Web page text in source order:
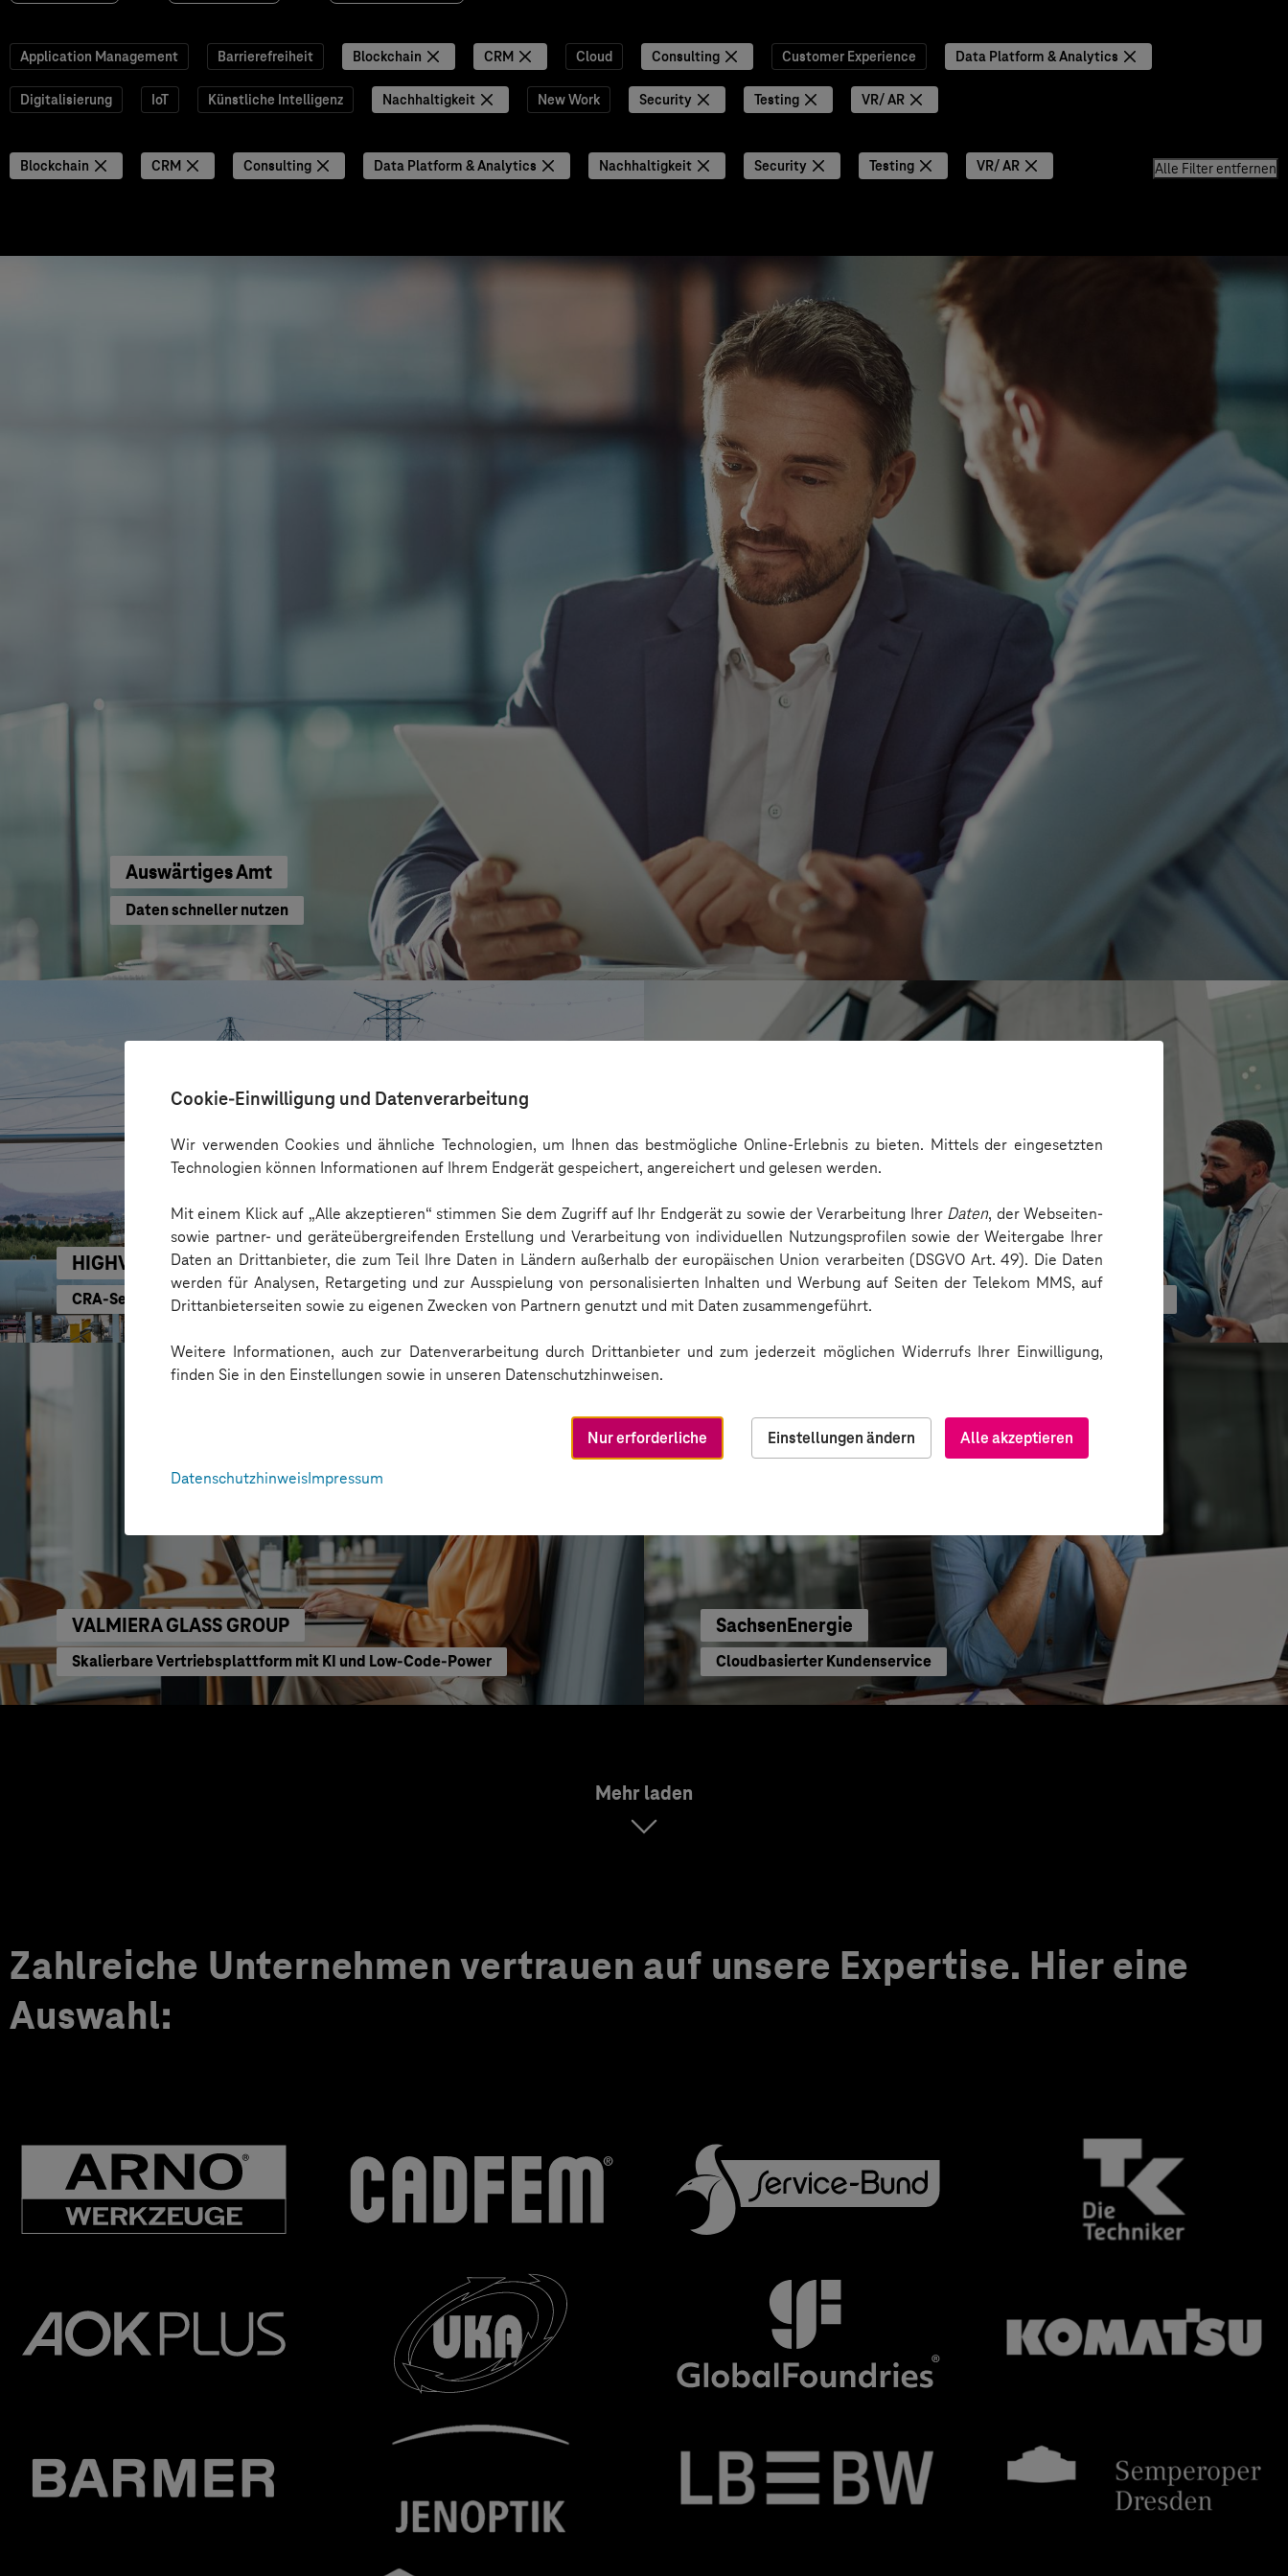
Cookie-Einwilligung und Datenverarbeitung
Wir verwenden Cookies und ähnliche Technologien, um Ihnen das bestmögliche Online-Erlebnis zu bieten. Mittels der eingesetzten
Technologien können Informationen auf Ihrem Endgerät gespeichert, angereichert und gelesen werden.
Mit einem Klick auf „Alle akzeptieren“ stimmen Sie dem Zugriff auf Ihr Endgerät zu sowie der Verarbeitung Ihrer Daten, der Webseiten-
sowie partner- und geräteübergreifenden Erstellung und Verarbeitung von individuellen Nutzungsprofilen sowie der Weitergabe Ihrer
Daten an Drittanbieter, die zum Teil Ihre Daten in Ländern außerhalb der europäischen Union verarbeiten (DSGVO Art. 49). Die Daten
werden für Analysen, Retargeting und zur Ausspielung von personalisierten Inhalten und Werbung auf Seiten der Telekom MMS, auf
Drittanbieterseiten sowie zu eigenen Zwecken von Partnern genutzt und mit Daten zusammengeführt.
Weitere Informationen, auch zur Datenverarbeitung durch Drittanbieter und zum jederzeit möglichen Widerrufs Ihrer Einwilligung,
finden Sie in den Einstellungen sowie in unseren Datenschutzhinweisen.
Alle akzeptieren
Nur erforderliche
Einstellungen ändern
DatenschutzhinweisImpressum
Application Management Barrierefreiheit Blockchain CRM Cloud Consulting Customer Experience Data Platform & Analytics
Digitalisierung IoT Künstliche Intelligenz Nachhaltigkeit New Work Security Testing VR/ AR
Blockchain CRM Consulting Data Platform & Analytics Nachhaltigkeit Security Testing VR/ AR Alle Filter entfernen
Auswärtiges Amt
Daten schneller nutzen
HIGHVOLT Prüftechnik Dresden GmbH
CRA-Security für digitale Produkte
CONREN Land AG
Erfolgreiche Transformation durch gezielte Change-Begleitung
VALMIERA GLASS GROUP
Skalierbare Vertriebsplattform mit KI und Low-Code-Power
SachsenEnergie
Cloudbasierter Kundenservice
Mehr laden
Zahlreiche Unternehmen vertrauen auf unsere Expertise. Hier eine
Auswahl: